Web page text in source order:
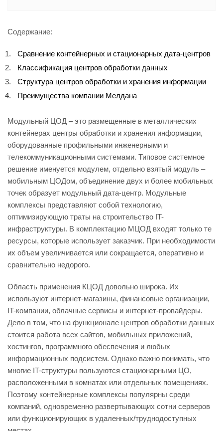
Содержание:
Сравнение контейнерных и стационарных дата-центров
Классификация центров обработки данных
Структура центров обработки и хранения информации
Преимущества компании Мелдана
Модульный ЦОД – это размещенные в металлических
контейнерах центры обработки и хранения информации,
оборудованные профильными инженерными и
телекоммуникационными системами. Типовое системное
решение именуется модулем, отдельно взятый модуль –
мобильным ЦОДом, объединение двух и более мобильных
точек образует модульный дата-центр. Модульные
комплексы представляют собой технологию,
оптимизирующую траты на строительство IT-
инфраструктуры. В комплектацию МЦОД входят только те
ресурсы, которые использует заказчик. При необходимости
их объем увеличивается или сокращается, оперативно и
сравнительно недорого.
Область применения КЦОД довольно широка. Их
используют интернет-магазины, финансовые организации,
IT-компании, облачные сервисы и интернет-провайдеры.
Дело в том, что на функционале центров обработки данных
стоится работа всех сайтов, мобильных приложений,
хостингов, программного обеспечения и любых
информационных подсистем. Однако важно понимать, что
многие IT-структуры пользуются стационарными ЦО,
расположенными в комнатах или отдельных помещениях.
Поэтому контейнерные комплексы популярны среди
компаний, одновременно развертывающих сотни серверов
или функционирующих в удаленных/труднодоступных